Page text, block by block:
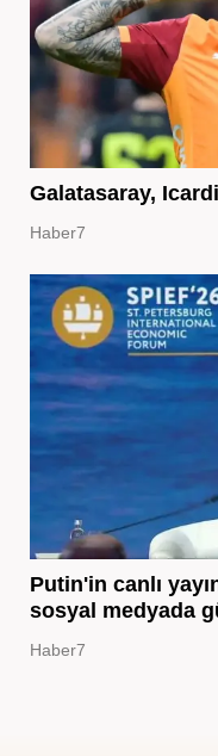
Galatasaray,
Haber7
Putin'in canlı
sosyal medyada
Haber7